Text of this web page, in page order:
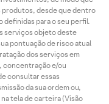
produtos, desde que dentro
definidas para o seu perfil.
serviços objeto deste
pontuação de risco atual
dos serviços em
concentração e/ou
consultar essas
da sua ordem ou,
tela de carteira (Visão